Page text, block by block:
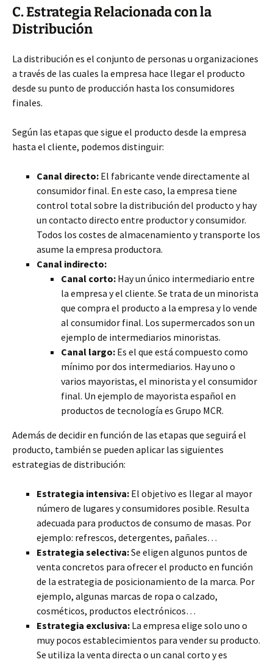
C. Estrategia Relacionada con la
Distribución
La distribución es el conjunto de personas u organizaciones
a través de las cuales la empresa hace llegar el producto
desde su punto de producción hasta los consumidores
finales.
Según las etapas que sigue el producto desde la empresa
hasta el cliente, podemos distinguir:
Canal directo: El fabricante vende directamente al
consumidor final. En este caso, la empresa tiene
control total sobre la distribución del producto y hay
un contacto directo entre productor y consumidor.
Todos los costes de almacenamiento y transporte los
asume la empresa productora.
Canal indirecto:
Canal corto: Hay un único intermediario entre
la empresa y el cliente. Se trata de un minorista
que compra el producto a la empresa y lo vende
al consumidor final. Los supermercados son un
ejemplo de intermediarios minoristas.
Canal largo: Es el que está compuesto como
mínimo por dos intermediarios. Hay uno o
varios mayoristas, el minorista y el consumidor
final. Un ejemplo de mayorista español en
productos de tecnología es Grupo MCR.
Además de decidir en función de las etapas que seguirá el
producto, también se pueden aplicar las siguientes
estrategias de distribución:
Estrategia intensiva: El objetivo es llegar al mayor
número de lugares y consumidores posible. Resulta
adecuada para productos de consumo de masas. Por
ejemplo: refrescos, detergentes, pañales…
Estrategia selectiva:Se eligen algunos puntos de
venta concretos para ofrecer el producto en función
de la estrategia de posicionamiento de la marca. Por
ejemplo, algunas marcas de ropa o calzado,
cosméticos, productos electrónicos…
Estrategia exclusiva: La empresa elige solo uno o
muy pocos establecimientos para vender su producto.
Se utiliza la venta directa o un canal corto y es